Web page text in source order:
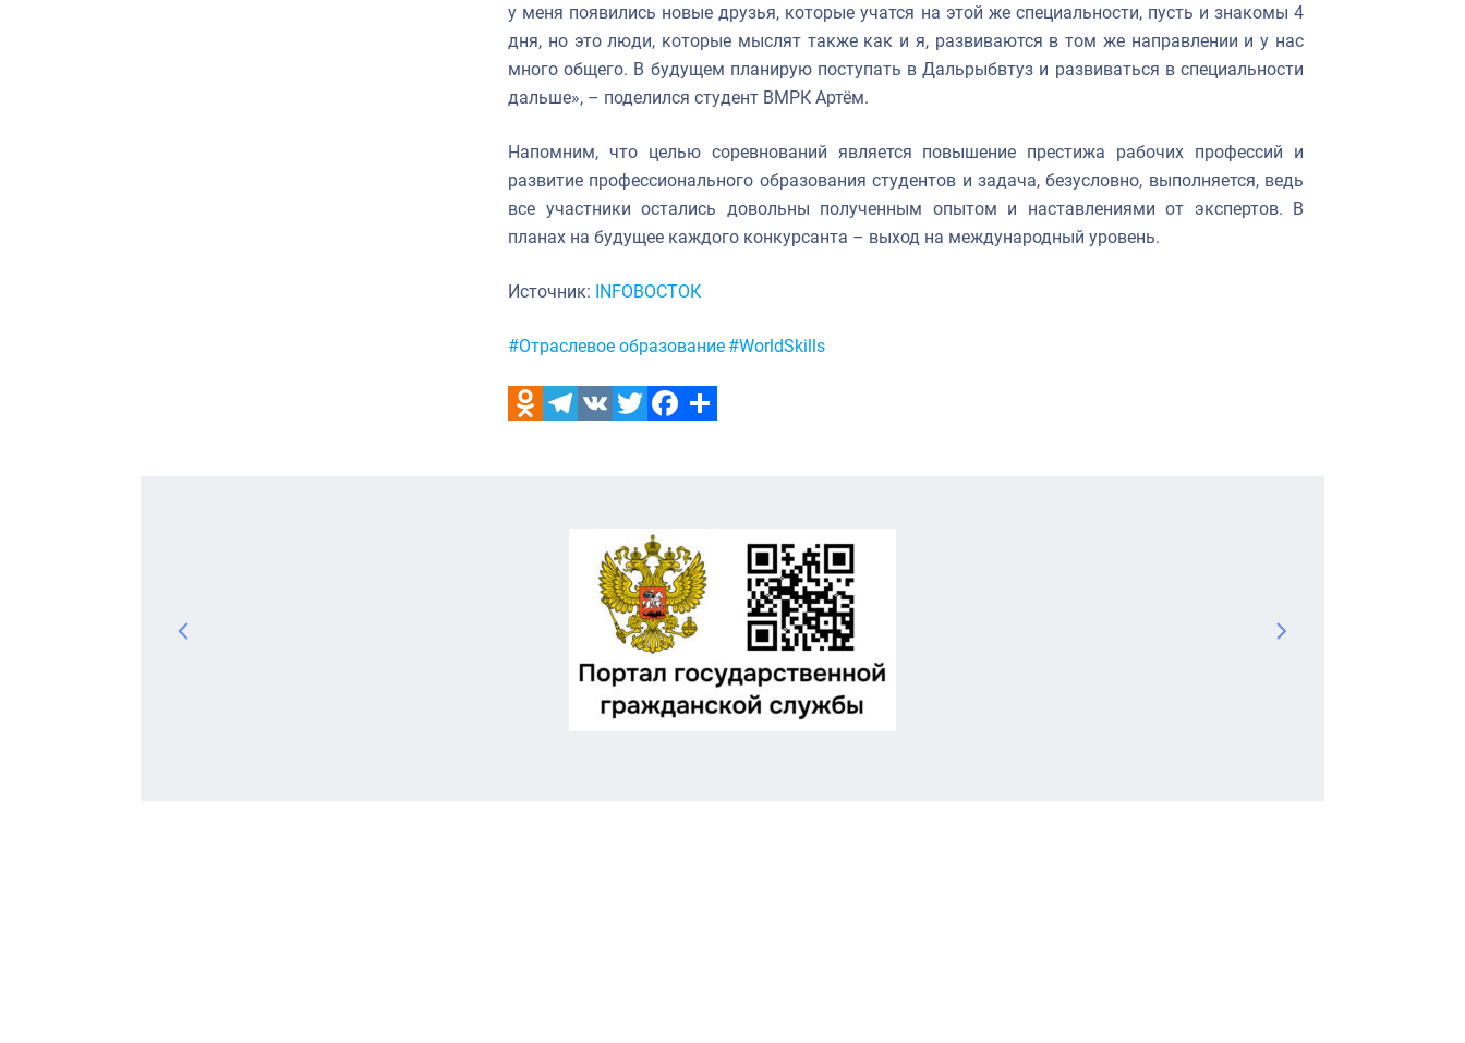
у меня появились новые друзья, которые учатся на этой же специальности, пусть и знакомы 4
дня, но это люди, которые мыслят также как и я, развиваются в том же направлении и у нас
много общего. В будущем планирую поступать в Дальрыбвтуз и развиваться в специальности
дальше», – поделился студент ВМРК Артём.
Напомним, что целью соревнований является повышение престижа рабочих профессий и
развитие профессионального образования студентов и задача, безусловно, выполняется, ведь
все участники остались довольны полученным опытом и наставлениями от экспертов. В
планах на будущее каждого конкурсанта – выход на международный уровень.
Источник: INFOВОСТОК
Метки:
#Отраслевое образование #WorldSkills